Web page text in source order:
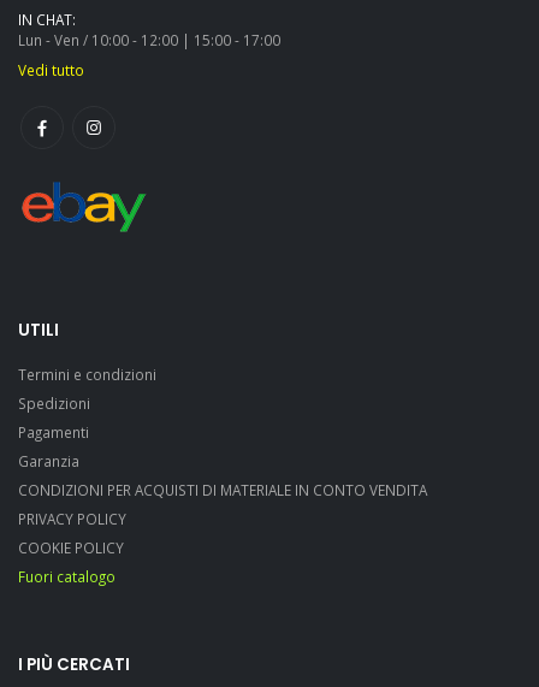
IN CHAT:
Lun - Ven / 10:00 - 12:00 | 15:00 - 17:00
Vedi tutto
UTILI
Termini e condizioni
Spedizioni
Pagamenti
Garanzia
CONDIZIONI PER ACQUISTI DI MATERIALE IN CONTO VENDITA
PRIVACY POLICY
COOKIE POLICY
Fuori catalogo
I PIÙ CERCATI